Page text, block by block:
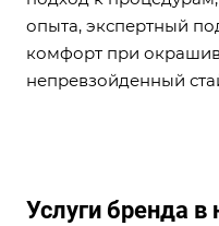
опыта, экспертный
комфорт при
непревзойденный
Услуги бренда